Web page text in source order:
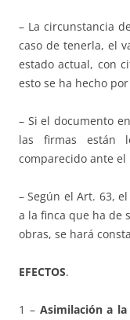
– La circunstancia
caso de tenerla, el
estado actual, con
esto se ha hecho
– Si el documento
las firmas están
comparecido ante el
– Según el Art. 63,
a la finca que ha de
obras, se hará
EFECTOS.
1 – Asimilación a